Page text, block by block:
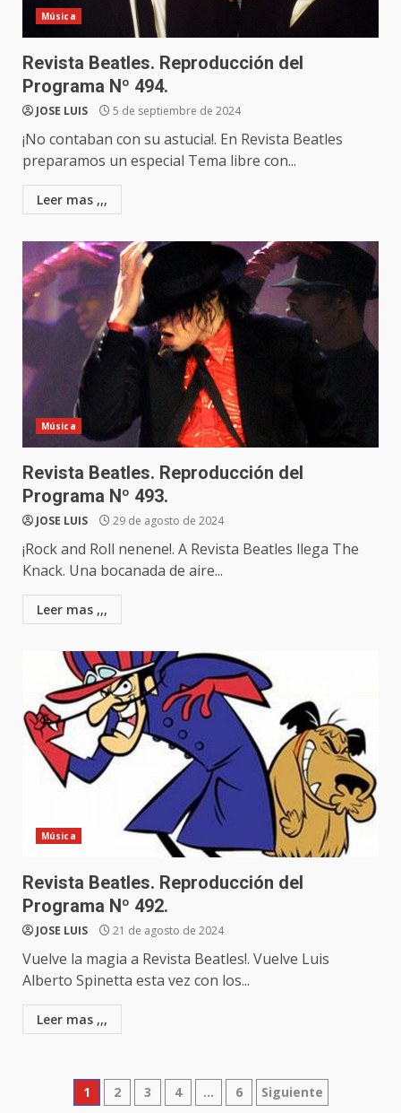
Música
Revista Beatles. Reproducción del
Programa Nº 494.
JOSE LUIS 5 de septiembre de 2024
¡No contaban con su astucia!. En Revista Beatles
preparamos un especial Tema libre con...
Leer mas ,,,
Música
Revista Beatles. Reproducción del
Programa Nº 493.
JOSE LUIS 29 de agosto de 2024
¡Rock and Roll nenene!. A Revista Beatles llega The
Knack. Una bocanada de aire...
Leer mas ,,,
Música
Revista Beatles. Reproducción del
Programa Nº 492.
JOSE LUIS 21 de agosto de 2024
Vuelve la magia a Revista Beatles!. Vuelve Luis
Alberto Spinetta esta vez con los...
Leer mas ,,,
Paginación
1 2 3 4 … 6 Siguiente